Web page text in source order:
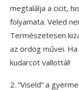
megtalálja a cicit,
folyamata. Veled
Természetesen
az ördög művei.
kudarcot vallottál!
2. “Viseld” a